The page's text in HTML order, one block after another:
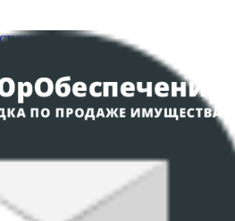
и проведения торгов
обработки персональных
ОБРАБОТКИ COOKIE-